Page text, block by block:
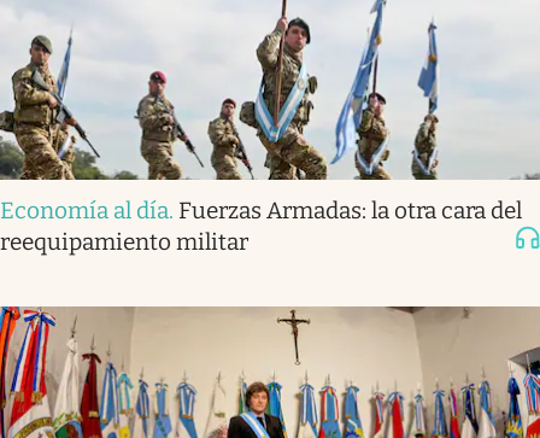
Economía al día. Fuerzas Armadas: la otra cara del
reequipamiento militar